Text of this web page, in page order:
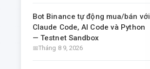
Bot Binance tự động mua/bán với
Claude Code, AI Code và Python
— Testnet Sandbox
Tháng 8 9, 2026